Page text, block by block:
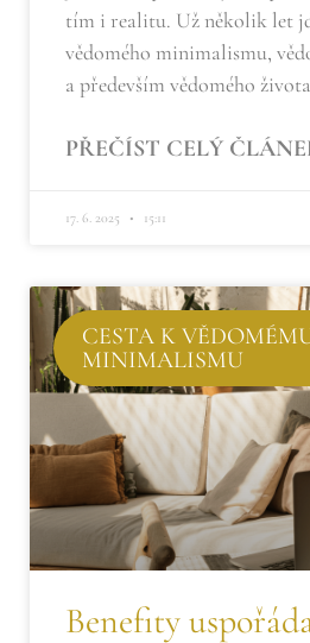
tím i realitu. Už několik let
vědomého minimalismu,
a především vědomého
PŘEČÍST CELÝ
17. 6. 2025 15:11
CESTA K
MINIMALISMU
Benefity